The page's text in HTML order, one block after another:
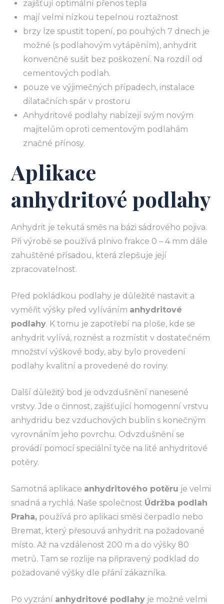
zajišťují optimální přenos tepla
mají velmi nízkou tepelnou roztažnost
brzy lze spustit topení, po pouhých 7 dnech je
možné (s podlahovým vytápěním), anhydrit
konvenčně sušit bez poškození. Na rozdíl od
cementových podlah.
pouze ve výjimečných případech, instalace
dilatačních spár v prostoru
Anhydritové podlahy nabízejí svým novým
majitelům oproti cementovým podlahám
značné přínosy.
Aplikace
anhydritové podlahy
Anhydrit je tekutá směs na bázi sádrového pojiva.
Při výrobě se používá plnivo frakce 0 – 4 mm dále
zahuštěné přísadou, která zlepšuje její
zpracovatelnost.
Před pokládkou podlahy je důležité nastavit a
vyměřit výšky před vylíváním anhydritové
podlahy. K tomu je zapotřebí na ploše, kde se
anhydrit vylívá, roznést a rozmístit v dostatečném
množství výškové body, aby bylo provedení
podlahy kvalitní a provedené do roviny.
Další důležitý bod je odvzdušnění nanesené
vrstvy. Jde o činnost, zajišťující homogenní vrstvu
anhydridu bez vzduchových bublin s konečným
vyrovnáním jeho povrchu. Odvzdušnění se
provádí pomocí speciální tyče na lité anhydritové
potěry.
Samotná aplikace anhydritového potěru je velmi
snadná a rychlá. Naše společnost Údržba podlah
Praha, používá pro aplikaci směsi čerpadlo nebo
Bremat, který přesouvá anhydrit na požadované
místo. Až na vzdálenost 200 m a do výšky 80
metrů. Tam se rozlije na připravený podklad do
požadované výšky dle přání zákazníka.
Po vyzrání anhydritové podlahy je možné velmi